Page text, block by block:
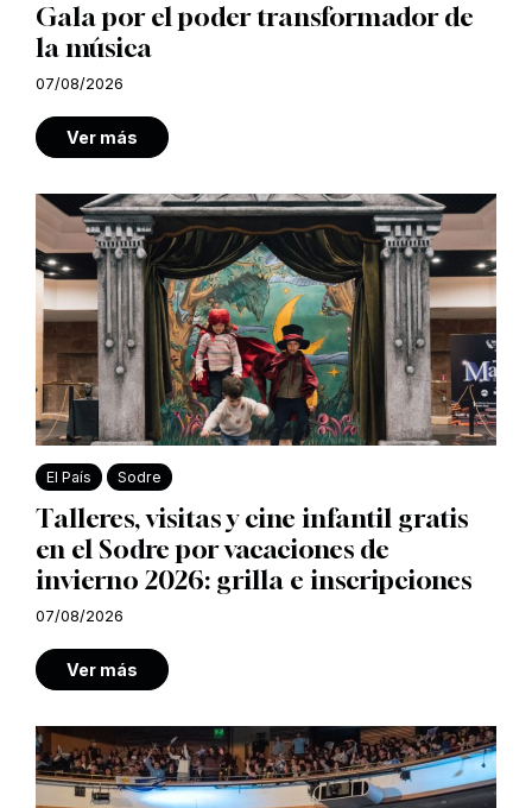
Gala por el poder transformador de
la música
07/08/2026
Ver más
El País Sodre
Talleres, visitas y cine infantil gratis
en el Sodre por vacaciones de
invierno 2026: grilla e inscripciones
07/08/2026
Ver más